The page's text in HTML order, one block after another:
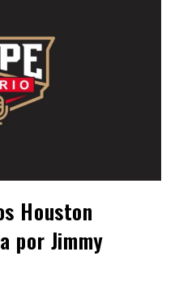
Houston
por Jimmy